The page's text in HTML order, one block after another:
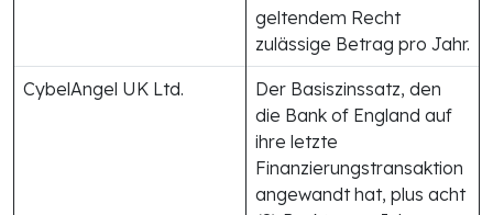
geltendem Recht
zulässige Betrag pro Jahr.
CybelAngel UK Ltd.
Der Basiszinssatz, den
die Bank of England auf
ihre letzte
Finanzierungstransaktion
angewandt hat, plus acht